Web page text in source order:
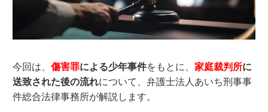
今回は、傷害罪による少年事件をもとに、家庭裁判所に
送致された後の流れについて、弁護士法人あいち刑事事
件総合法律事務所が解説します。